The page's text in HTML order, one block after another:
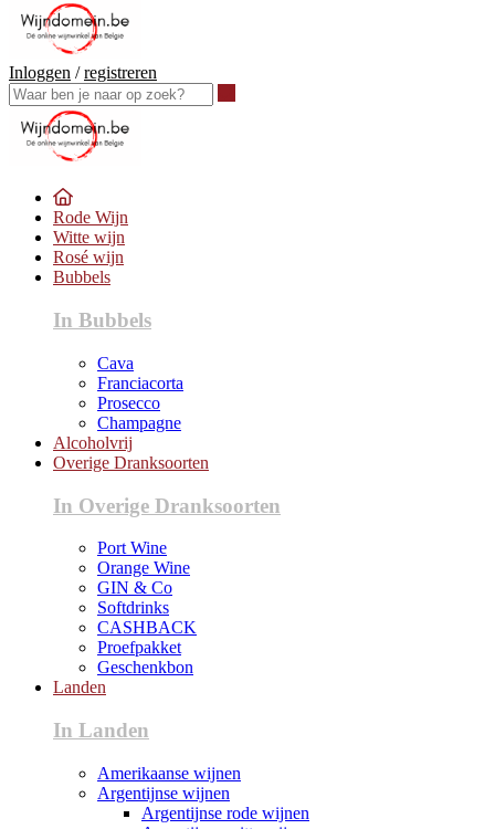
Inloggen /registreren
Rode Wijn
Witte wijn
Rosé wijn
Bubbels
In Bubbels
Cava
Franciacorta
Prosecco
Champagne
Alcoholvrij
Overige Dranksoorten
In Overige Dranksoorten
Port Wine
Orange Wine
GIN & Co
Softdrinks
CASHBACK
Proefpakket
Geschenkbon
Landen
In Landen
Amerikaanse wijnen
Argentijnse wijnen
Argentijnse rode wijnen